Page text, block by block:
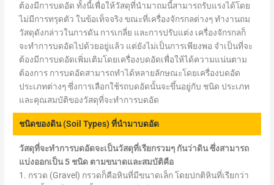
ต้องมีการบดอัด ทั้งนี้เพื่อให้วัสดุที่นำมาถมนี้สามารถรับแรงได้โดย
ไม่มีการทรุดตัว ในข้อเท็จจริง ขณะที่เครื่องจักรกลต่างๆ ทำงานถม
วัสดุดังกล่าวในการดัน การเกลี่ย และการปรับแต่ง เครื่องจักรกลก็
จะทำการบดอัดไปด้วยอยู่แล้ว แต่ยังไม่เป็นการเพียงพอ จำเป็นที่จะ
ต้องมีการบดอัดเพิ่มเติมโดยเครื่องบดอัดเพื่อให้ได้ความแน่นตาม
ต้องการ การบดอัดสามารถทำได้หลายลักษณะโดยเครื่องบดอัด
ประเภทต่างๆ ซึ่งการเลือกใช้รถบดอัดนั้นจะขึ้นอยู่กับ ชนิด ประเภท
และคุณสมบัติของวัสดุที่จะทำการบดอัด
ชนิดของดิน (Soil Types) ที่นำมาบดอัด
วัสดุที่จะทำการบดอัดจะเป็นวัสดุที่เรียกรวมๆ กันว่าดิน ซึ่งสามารถ
แบ่งออกเป็น 5 ชนิด ตามขนาดและสมบัติคือ
1. กรวด (Gravel) กรวดก็คือหินที่มีขนาดเล็ก โดยปกติหินที่เรียกว่า